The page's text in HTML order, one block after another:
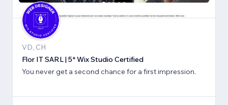
VD, CH
Flor IT SARL | 5* Wix Studio Certified
You never get a second chance for a first impression.